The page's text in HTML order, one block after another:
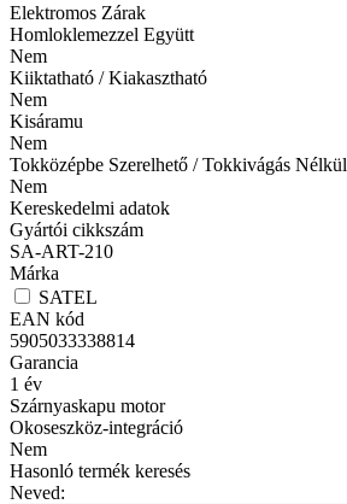
Elektromos Zárak
Homloklemezzel Együtt
Nem
Kiiktatható / Kiakasztható
Nem
Kisáramu
Nem
Tokközépbe Szerelhető / Tokkivágás Nélkül
Nem
Kereskedelmi adatok
Gyártói cikkszám
SA-ART-210
Márka
SATEL
EAN kód
5905033338814
Garancia
1 év
Szárnyaskapu motor
Okoseszköz-integráció
Nem
Hasonló termék keresés
Neved: